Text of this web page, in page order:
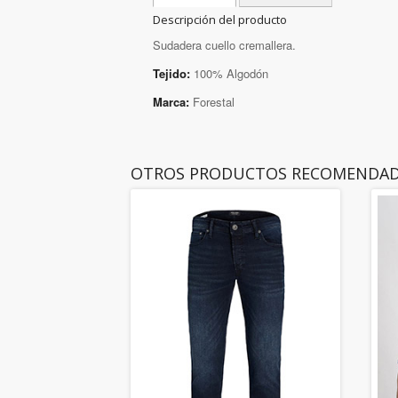
Descripción del producto
Sudadera cuello cremallera.
Tejido: 100% Algodón
Marca: Forestal
OTROS PRODUCTOS